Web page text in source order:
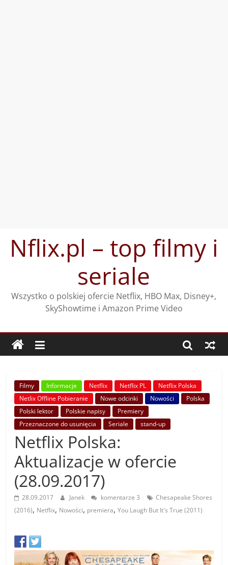
treściNflix.pl – top filmy i
seriale
Wszystko o polskiej ofercie Netflix, HBO Max, Disney+,
SkyShowtime i Amazon Prime Video
Filmy Informacje Netflix Netflix PL
Netflix Polska
Netlix Offline Pobieranie
Nowe odcinki Nowości
Polska
Polski lektor
Polskie napisy
Premiery
Przeznaczone do usunięcia
Seriale stand-up
Netflix Polska:
Aktualizacje w ofercie
(28.09.2017)
28.09.2017 Janek komentarze 3
Chesapeake Shores
(2016), Netflix, Nowości, premiera,You Laugh But It's True (2011)